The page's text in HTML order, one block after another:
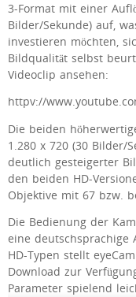
3-Format mit einer
Bilder/Sekunde) auf,
investieren möchten,
Bildqualität selbst
Videoclip ansehen:
httpv://
Die beiden
1.280 x 720 (30 Bilder/
deutlich gesteigerter
den beiden HD-
Objektive mit 67 bzw.
Die Bedienung der
eine deutschsprachige
HD-Typen stellt
Download zur
Parameter spielend